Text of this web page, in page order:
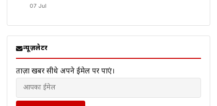
07 Jul
न्यूज़लेटर
ताज़ा खबरें सीधे अपने ईमेल पर पाएं।